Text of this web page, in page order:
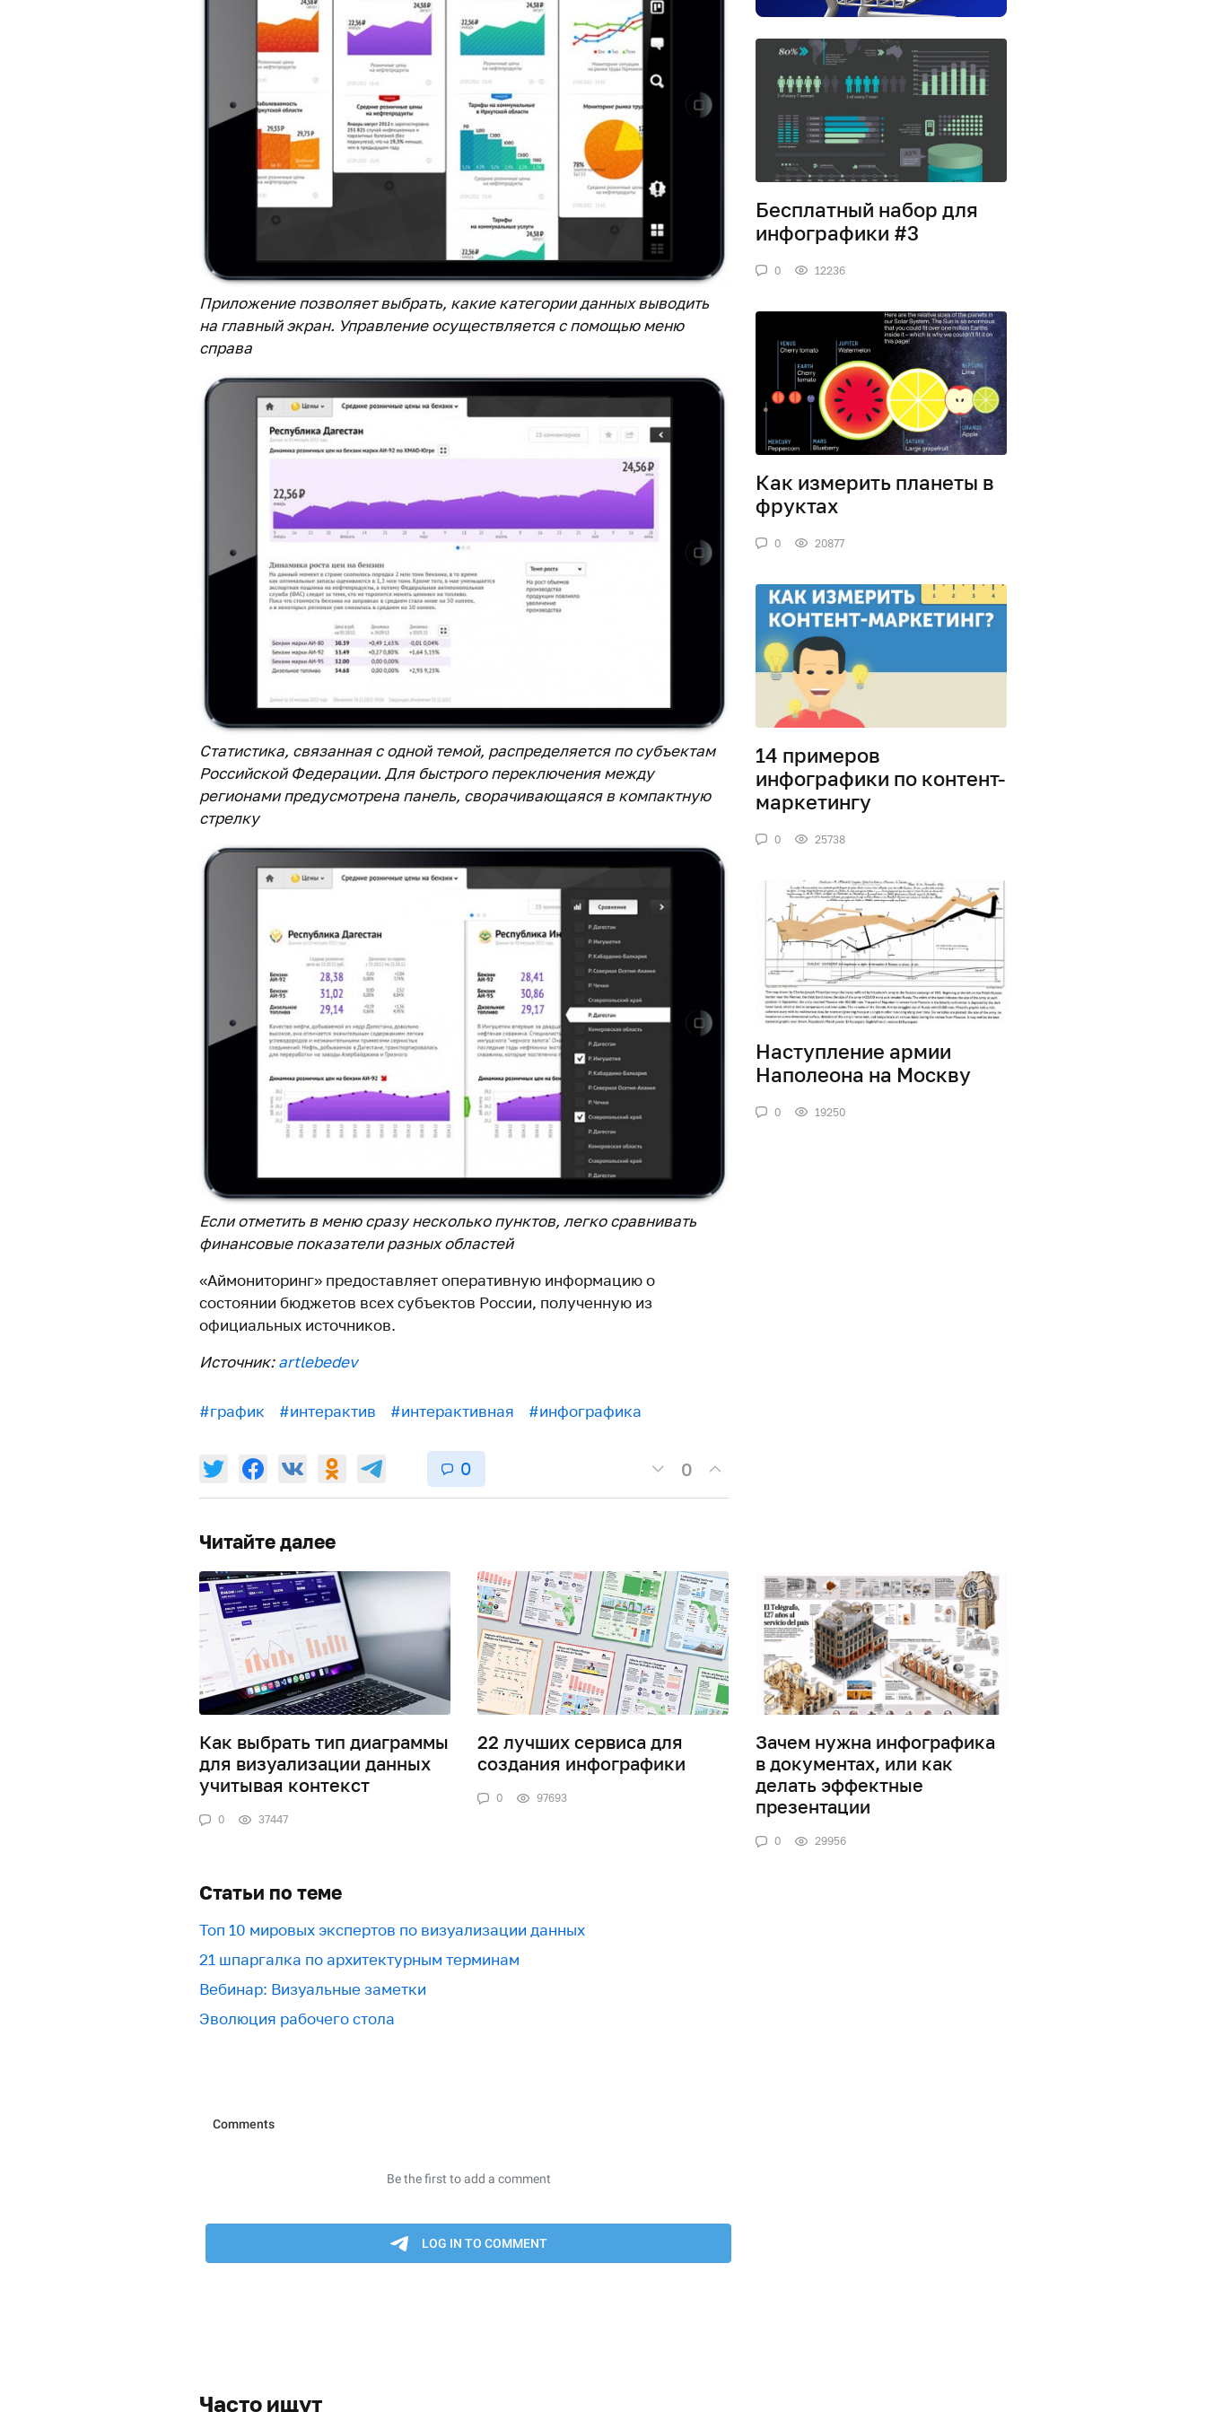
Приложение позволяет выбрать, какие категории данных выводить
на главный экран. Управление осуществляется с помощью меню
справа
Статистика, связанная с одной темой, распределяется по субъектам
Российской Федерации. Для быстрого переключения между
регионами предусмотрена панель, сворачивающаяся в компактную
стрелку
Если отметить в меню сразу несколько пунктов, легко сравнивать
финансовые показатели разных областей
«Аймониторинг» предоставляет оперативную информацию о
состоянии бюджетов всех субъектов России, полученную из
официальных источников.
Источник:artlebedev
#график #интерактив #интерактивная #инфографика
0 0
Бесплатный набор для
инфографики #3
0 12236
Как измерить планеты в
фруктах
0 20877
14 примеров
инфографики по контент-
маркетингу
0 25738
Наступление армии
Наполеона на Москву
0 19250
Читайте далее
Как выбрать тип диаграммы
для визуализации данных
учитывая контекст
0 37447
22 лучших сервиса для
создания инфографики
0 97693
Зачем нужна инфографика
в документах, или как
делать эффектные
презентации
0 29956
Статьи по теме
Топ 10 мировых экспертов по визуализации данных
21 шпаргалка по архитектурным терминам
Вебинар: Визуальные заметки
Эволюция рабочего стола
Часто ищут